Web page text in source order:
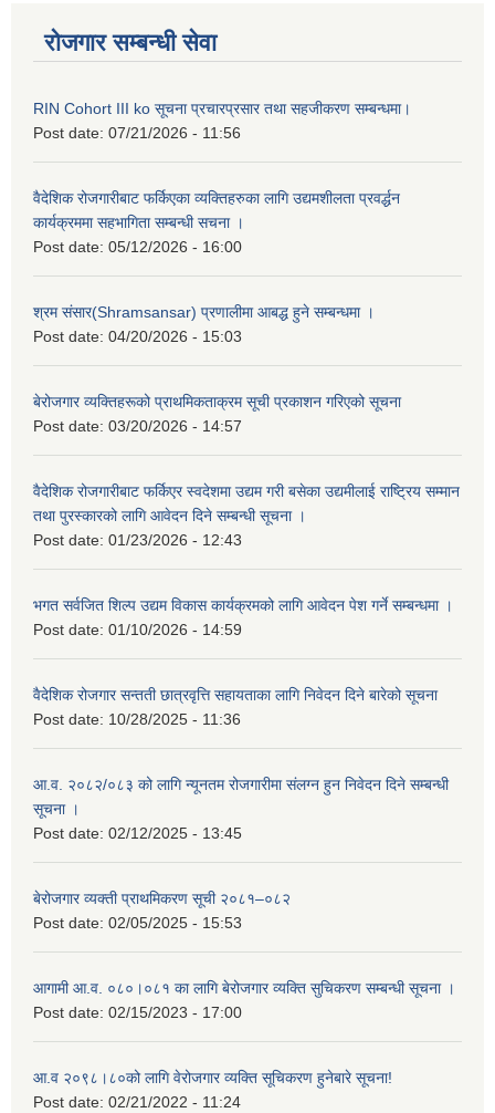
रोजगार सम्बन्धी सेवा
RIN Cohort III ko सूचना प्रचारप्रसार तथा सहजीकरण सम्बन्धमा।
Post date: 07/21/2026 - 11:56
वैदेशिक रोजगारीबाट फर्किएका व्यक्तिहरुका लागि उद्यमशीलता प्रवर्द्धन
कार्यक्रममा सहभागिता सम्बन्धी सचना ।
Post date: 05/12/2026 - 16:00
श्रम संसार(Shramsansar) प्रणालीमा आबद्ध हुने सम्बन्धमा ।
Post date: 04/20/2026 - 15:03
बेरोजगार व्यक्तिहरूको प्राथमिकताक्रम सूची प्रकाशन गरिएको सूचना
Post date: 03/20/2026 - 14:57
वैदेशिक रोजगारीबाट फर्किएर स्वदेशमा उद्यम गरी बसेका उद्यमीलाई राष्ट्रिय सम्मान
तथा पुरस्कारको लागि आवेदन दिने सम्बन्धी सूचना ।
Post date: 01/23/2026 - 12:43
भगत सर्वजित शिल्प उद्यम विकास कार्यक्रमको लागि आवेदन पेश गर्ने सम्बन्धमा ।
Post date: 01/10/2026 - 14:59
वैदेशिक रोजगार सन्तती छात्रवृत्ति सहायताका लागि निवेदन दिने बारेको सूचना
Post date: 10/28/2025 - 11:36
आ.व. २०८२/०८३ को लागि न्यूनतम रोजगारीमा संलग्न हुन निवेदन दिने सम्बन्धी
सूचना ।
Post date: 02/12/2025 - 13:45
बेरोजगार व्यक्ती प्राथमिकरण सूची २०८१–०८२
Post date: 02/05/2025 - 15:53
आगामी आ.व. ०८०।०८१ का लागि बेरोजगार व्यक्ति सुचिकरण सम्बन्धी सूचना ।
Post date: 02/15/2023 - 17:00
आ.व २०९८।८०को लागि वेरोजगार व्यक्ति सूचिकरण हुनेबारे सूचना!
Post date: 02/21/2022 - 11:24